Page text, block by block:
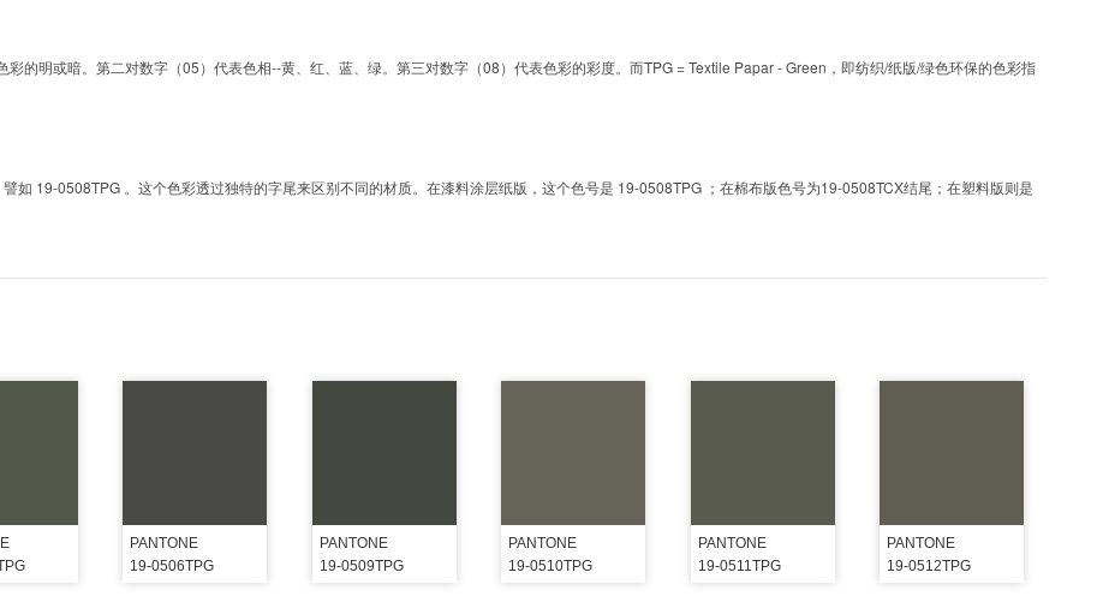
的明或暗。第二对数字（05）代表色相--黄、红、蓝、绿。第三对数字（08）代表色彩的彩度。而TPG = Textile Papar - Green，即纺织/纸版/绿色环保的色彩指
如 19-0508TPG 。这个色彩透过独特的字尾来区别不同的材质。在漆料涂层纸版，这个色号是 19-0508TPG ；在棉布版色号为19-0508TCX结尾；在塑料版则是
PANTONE
19-0506TPG
PANTONE
19-0509TPG
PANTONE
19-0510TPG
PANTONE
19-0511TPG
PANTONE
19-0512TPG